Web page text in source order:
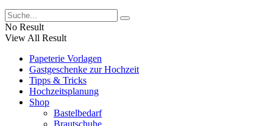
No Result
View All Result
Papeterie Vorlagen
Gastgeschenke zur Hochzeit
Tipps & Tricks
Hochzeitsplanung
Shop
Bastelbedarf